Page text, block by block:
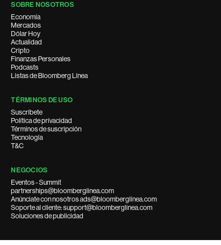
SOBRE NOSOTROS
Economía
Mercados
Dólar Hoy
Actualidad
Cripto
Finanzas Personales
Podcasts
Listas de Bloomberg Línea
TÉRMINOS DE USO
Suscríbete
Política de privacidad
Términos de suscripción
Tecnología
T&C
NEGOCIOS
Eventos - Summit
partnerships@bloomberglinea.com
Anúnciate con nosotros ads@bloomberglinea.com
Soporte al cliente: support@bloomberglinea.com
Soluciones de publicidad